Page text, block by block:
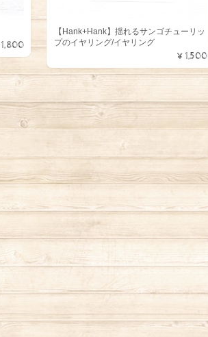
¥1,800
【Hank+Hank】揺れるサンゴチューリッ
プのイヤリング/イヤリング
¥1,500